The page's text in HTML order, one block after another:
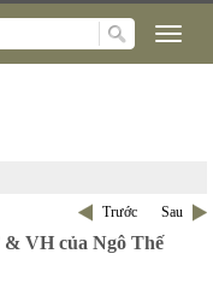
Trước Sau
VH của Ngô Thế